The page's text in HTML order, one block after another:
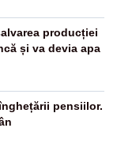
producției
și va devia apa
pensiilor.